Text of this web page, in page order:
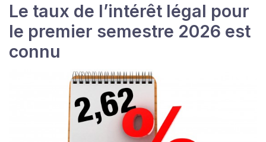
Le taux de l’intérêt légal pour
le premier semestre 2026 est
connu